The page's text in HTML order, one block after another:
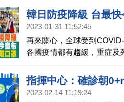
韓日防疫降級 台最
2023-01-31 11:52:45
再來關心，全球受到
各國疫情都有趨緩，重症及
除室內口罩令，而日本則在
在週一，宣布開放的五大方
週二，就會公布室內免戴口
指揮中心：確診朝
2023-02-14 11:19:24